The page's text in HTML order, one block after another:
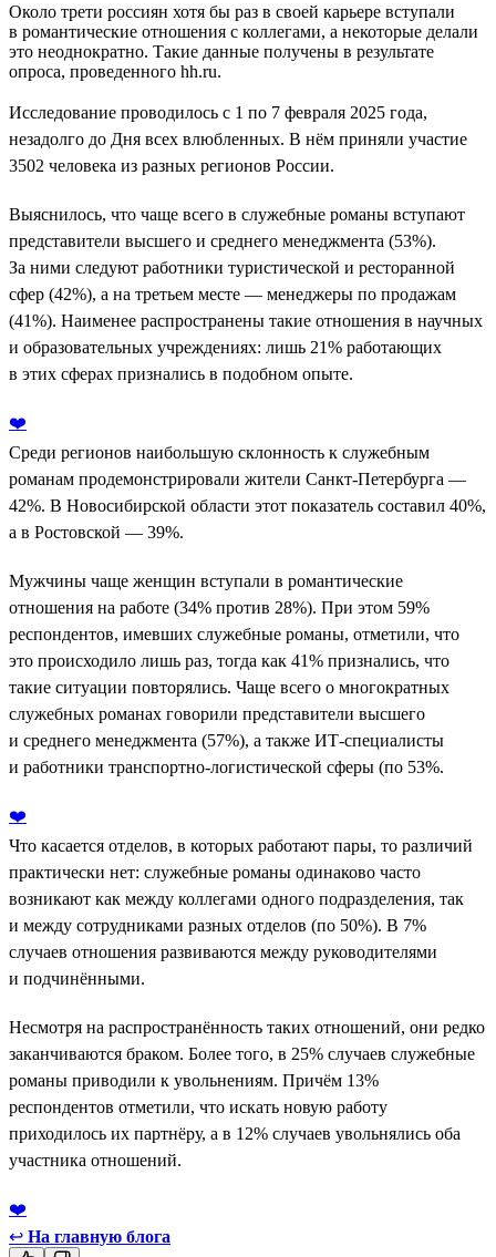
Около трети россиян хотя бы раз в своей карьере вступали
в романтические отношения с коллегами, а некоторые делали
это неоднократно. Такие данные получены в результате
опроса, проведенного hh.ru.
Исследование проводилось с 1 по 7 февраля 2025 года,
незадолго до Дня всех влюбленных. В нём приняли участие
3502 человека из разных регионов России.
Выяснилось, что чаще всего в служебные романы вступают
представители высшего и среднего менеджмента (53%).
За ними следуют работники туристической и ресторанной
сфер (42%), а на третьем месте — менеджеры по продажам
(41%). Наименее распространены такие отношения в научных
и образовательных учреждениях: лишь 21% работающих
в этих сферах признались в подобном опыте.
❤️
Среди регионов наибольшую склонность к служебным
романам продемонстрировали жители Санкт-Петербурга —
42%. В Новосибирской области этот показатель составил 40%,
а в Ростовской — 39%.
Мужчины чаще женщин вступали в романтические
отношения на работе (34% против 28%). При этом 59%
респондентов, имевших служебные романы, отметили, что
это происходило лишь раз, тогда как 41% признались, что
такие ситуации повторялись. Чаще всего о многократных
служебных романах говорили представители высшего
и среднего менеджмента (57%), а также ИТ-специалисты
и работники транспортно-логистической сферы (по 53%.
❤️
Что касается отделов, в которых работают пары, то различий
практически нет: служебные романы одинаково часто
возникают как между коллегами одного подразделения, так
и между сотрудниками разных отделов (по 50%). В 7%
случаев отношения развиваются между руководителями
и подчинёнными.
Несмотря на распространённость таких отношений, они редко
заканчиваются браком. Более того, в 25% случаев служебные
романы приводили к увольнениям. Причём 13%
респондентов отметили, что искать новую работу
приходилось их партнёру, а в 12% случаев увольнялись оба
участника отношений.
❤️
↩ На главную блога